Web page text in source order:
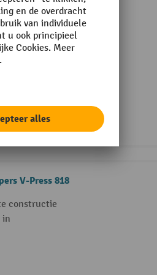
V-Press 503 eco
constructie
V-Press 818
constructie
in